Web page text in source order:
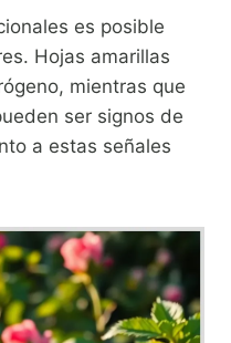
es posible
Hojas amarillas
mientras que
ser signos de
a estas señales